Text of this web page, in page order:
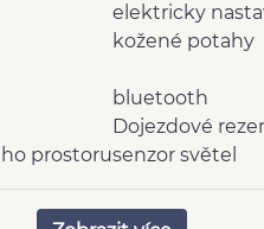
elektricky
kožené potahy
bluetooth
Dojezdové
senzor světel
prostoru
mlhovky
Adaptivní